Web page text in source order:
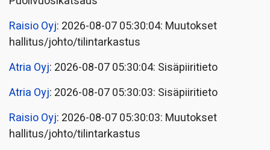
Raisio Oyj: 2026-08-07 05:30:04: Muutokset
hallitus/johto/tilintarkastus
Atria Oyj: 2026-08-07 05:30:04: Sisäpiiritieto
Atria Oyj: 2026-08-07 05:30:03: Sisäpiiritieto
Raisio Oyj: 2026-08-07 05:30:03: Muutokset
hallitus/johto/tilintarkastus